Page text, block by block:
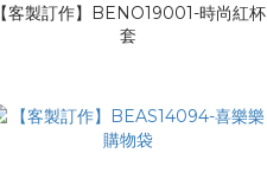
【客製訂作】BENO19001-時尚紅杯
套